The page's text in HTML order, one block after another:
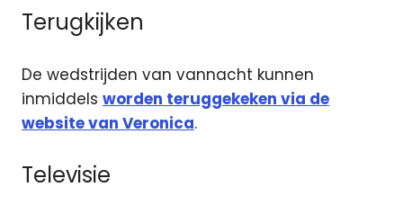
Terugkijken
De wedstrijden van vannacht kunnen
inmiddels worden teruggekeken via de
website van Veronica.
Televisie